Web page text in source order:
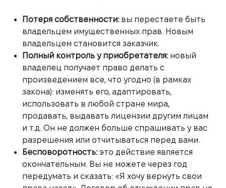
Потеря собственности:вы перестаете быть
владельцем имущественных прав. Новым
владельцем становится заказчик.
Полный контроль у приобретателя:новый
владелец получает право делать с
произведением все, что угодно (в рамках
закона): изменять его, адаптировать,
использовать в любой стране мира,
продавать, выдавать лицензии другим лицам
и т.д. Он не должен больше спрашивать у вас
разрешения или отчитываться перед вами.
Бесповоротность:это действие является
окончательным. Вы не можете через год
передумать и сказать: «Я хочу вернуть свои